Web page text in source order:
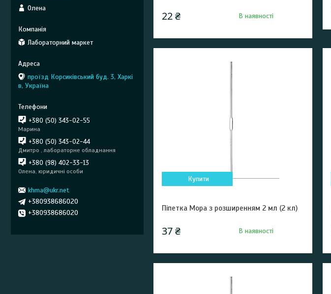
22 ₴ В наявності
Купити
Піпетка Мора з розширенням 2 мл (2 кл)
37 ₴ В наявності
Олена
Лабораторний маркет
проїзд Корсиківський буд. 3, Харкі
в, Україна
+380 (50) 343-02-55
Марина
+380 (50) 343-02-44
Дмитро , лабораторне обладнання
+380 (98) 402-33-13
Олена, юридичні особи
khma@ukr.net
+380938686020
+380938686020